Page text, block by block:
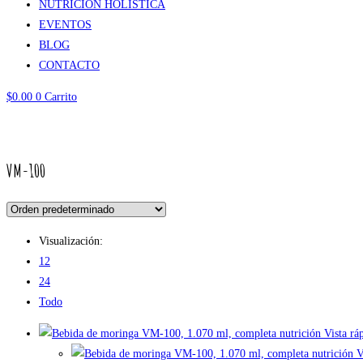
NUTRICIÓN HOLÍSTICA
EVENTOS
BLOG
CONTACTO
$0.00 0 Carrito
VM-100
Visualización:
12
24
Todo
Vista